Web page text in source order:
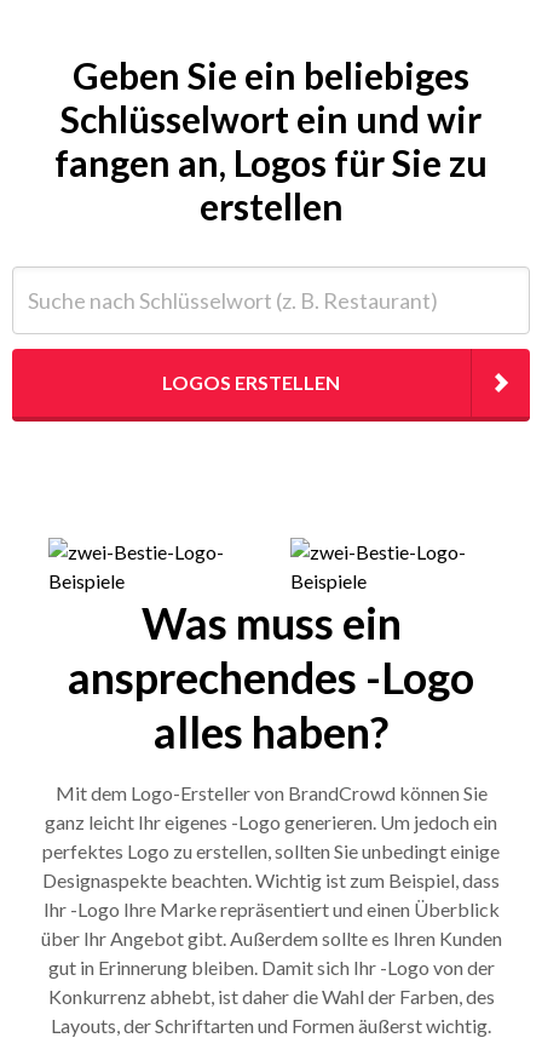
Geben Sie ein beliebiges
Schlüsselwort ein und wir
fangen an, Logos für Sie zu
erstellen
LOGOS ERSTELLEN
Was muss ein
ansprechendes -Logo
alles haben?
Mit dem Logo-Ersteller von BrandCrowd können Sie
ganz leicht Ihr eigenes -Logo generieren. Um jedoch ein
perfektes Logo zu erstellen, sollten Sie unbedingt einige
Designaspekte beachten. Wichtig ist zum Beispiel, dass
Ihr -Logo Ihre Marke repräsentiert und einen Überblick
über Ihr Angebot gibt. Außerdem sollte es Ihren Kunden
gut in Erinnerung bleiben. Damit sich Ihr -Logo von der
Konkurrenz abhebt, ist daher die Wahl der Farben, des
Layouts, der Schriftarten und Formen äußerst wichtig.